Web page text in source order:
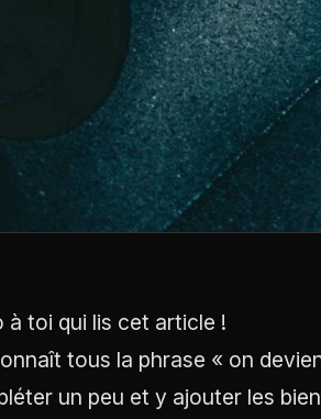
à toi qui lis cet article !
tous la phrase « on
un peu et y ajouter les